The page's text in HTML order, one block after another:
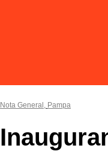
Nota General Pampa